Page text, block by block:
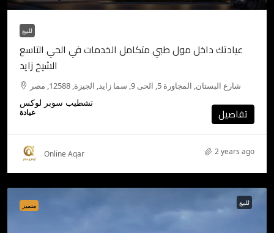
للبيع
عيادتك داخل مول طبي متكامل الخدمات في الحي التاسع
الشيخ زايد
شارع البستان, المجاورة 5, الحى 9, سما زايد, الجيزة, 12588, مصر
تشطيب سوبر لوكس
عيادة تفاصيل
Online Aqar 2 years ago
متميز للبيع